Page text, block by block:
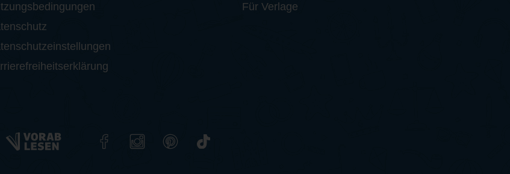
Für Verlage